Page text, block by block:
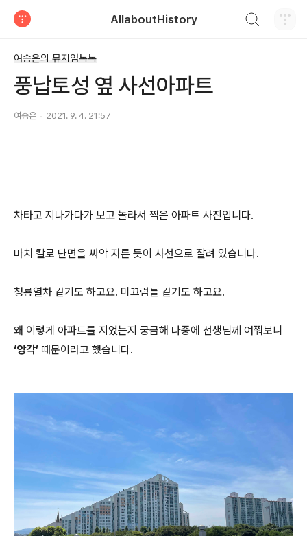
AllaboutHistory
여송은의 뮤지엄톡톡
풍납토성 옆 사선아파트
여송은 2021. 9. 4. 21:57
차타고 지나가다가 보고 놀라서 찍은 아파트 사진입니다.
마치 칼로 단면을 싸악 자른 듯이 사선으로 잘려 있습니다.
청룡열차 같기도 하고요. 미끄럼틀 같기도 하고요.
왜 이렇게 아파트를 지었는지 궁금해 나중에 선생님께 여쭤보니
‘앙각’ 때문이라고 했습니다.